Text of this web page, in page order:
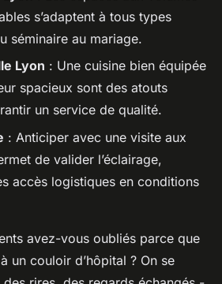
s’adaptent à tous types
séminaire au mariage.
Lyon : Une cuisine bien équipée
spacieux sont des atouts
un service de qualité.
: Anticiper avec une visite aux
de valider l’éclairage,
accès logistiques en conditions
avez-vous oubliés parce que
un couloir d’hôpital ? On se